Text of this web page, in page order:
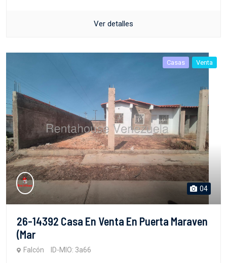
Ver detalles
Casas Venta
04
26-14392 Casa En Venta En Puerta Maraven
(Mar
Falcón ID-MIO: 3a66